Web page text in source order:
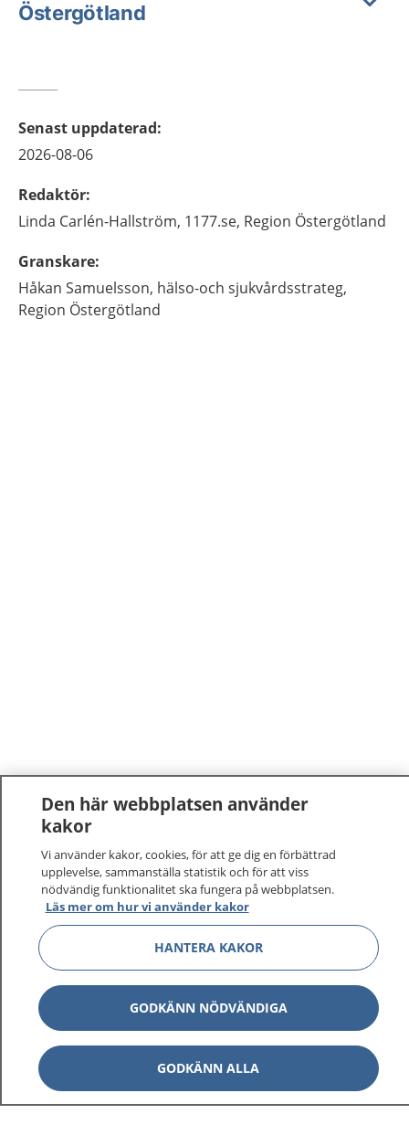
Östergötland
Senast uppdaterad:
2026-08-06
Redaktör:
Linda Carlén-Hallström, 1177.se, Region Östergötland
Granskare:
Håkan Samuelsson, hälso-och sjukvårdsstrateg,
Region Östergötland
1177–tryggt om din hälsa och vård
På 1177.se får du råd om hälsa och information om
sjukdomar och vilka mottagningar du kan kontakta.
Logga in för att läsa din journal och göra dina
vårdärenden. Ring telefonnummer 1177 för
sjukvårdsrådgivning dygnet runt.
1177 ger dig råd när du vill må bättre.
Den här webbplatsen använder
kakor
Vi använder kakor, cookies, för att ge dig en förbättrad
upplevelse, sammanställa statistik och för att viss
nödvändig funktionalitet ska fungera på webbplatsen.
Läs mer om hur vi använder kakor
HANTERA KAKOR
GODKÄNN NÖDVÄNDIGA
GODKÄNN ALLA